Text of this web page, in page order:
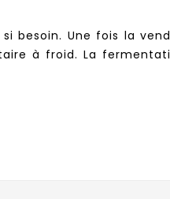
besoin. Une fois la
à froid. La